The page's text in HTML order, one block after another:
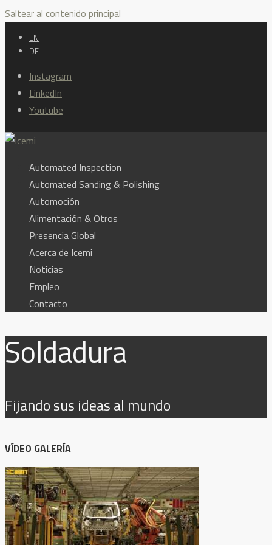
Saltear al contenido principal
EN
DE
Instagram
LinkedIn
Youtube
Automated Inspection
Automated Sanding & Polishing
Automoción
Alimentación & Otros
Presencia Global
Acerca de Icemi
Noticias
Empleo
Contacto
Soldadura
Fijando sus ideas al mundo
VÍDEO GALERÍA